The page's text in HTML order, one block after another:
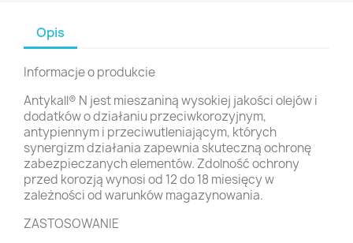
Opis
Informacje o produkcie
Antykall® N jest mieszaniną wysokiej jakości olejów i
dodatków o działaniu przeciwkorozyjnym,
antypiennym i przeciwutleniającym, których
synergizm działania zapewnia skuteczną ochronę
zabezpieczanych elementów. Zdolność ochrony
przed korozją wynosi od 12 do 18 miesięcy w
zależności od warunków magazynowania.
ZASTOSOWANIE